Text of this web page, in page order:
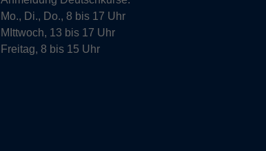
Mo., Di., Do., 8 bis 17 Uhr
MIttwoch, 13 bis 17 Uhr
Freitag, 8 bis 15 Uhr